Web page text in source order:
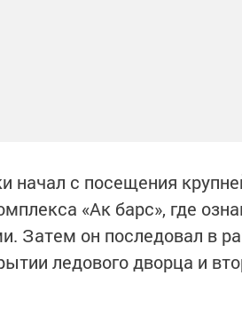
начал с посещения
«Ак барс», где
Затем он последовал в
ледового дворца и